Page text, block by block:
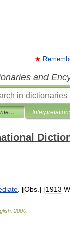
and
The Collaborative International Dictionary of English
. [Obs .] [1913
2000